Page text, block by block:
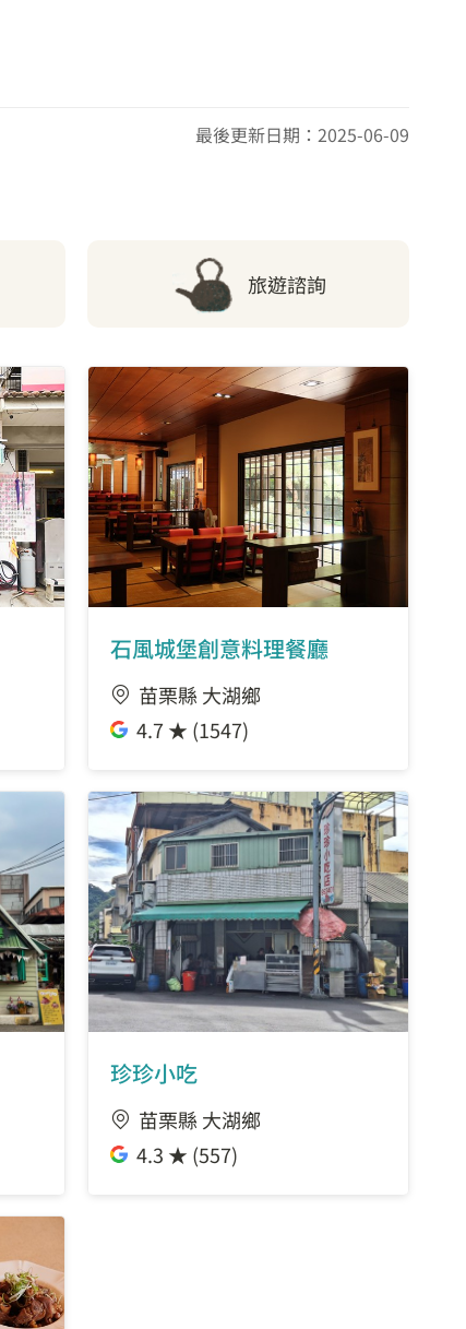
最後更新日期：2025-06-09
旅遊諮詢
石風城堡創意料理餐廳
苗栗縣 大湖鄉
4.7 ★ (1547)
珍珍小吃
苗栗縣 大湖鄉
4.3 ★ (557)